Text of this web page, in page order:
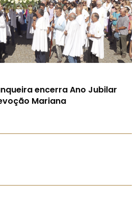
encerra Ano Jubilar
Mariana